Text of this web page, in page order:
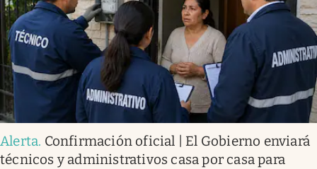
Alerta. Confirmación oficial | El Gobierno enviará
técnicos y administrativos casa por casa para